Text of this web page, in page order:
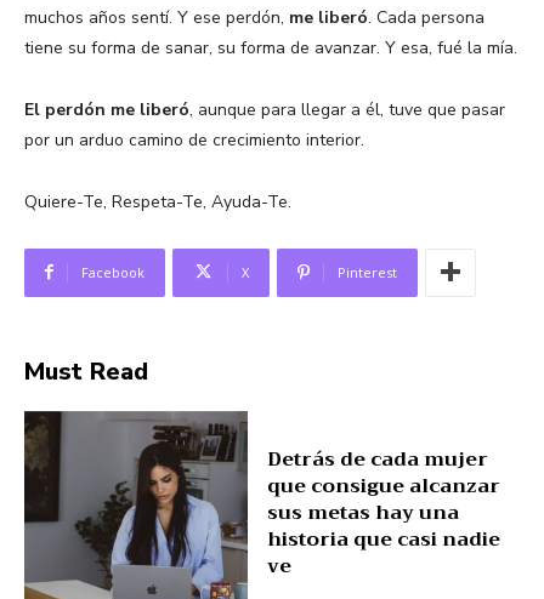
muchos años sentí. Y ese perdón, me liberó. Cada persona
tiene su forma de sanar, su forma de avanzar. Y esa, fué la mía.
El perdón me liberó, aunque para llegar a él, tuve que pasar
por un arduo camino de crecimiento interior.
Quiere-Te, Respeta-Te, Ayuda-Te.
Facebook X Pinterest
Must Read
Detrás de cada mujer
que consigue alcanzar
sus metas hay una
historia que casi nadie
ve